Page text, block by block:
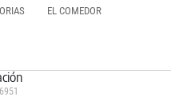
EL COMEDOR
6951